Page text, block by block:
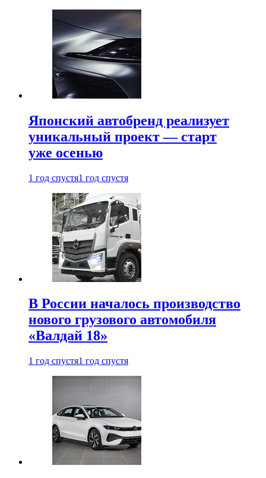
Японский автобренд реализует
уникальный проект — старт
уже осенью
1 год спустя1 год спустя
В России началось производство
нового грузового автомобиля
«Валдай 18»
1 год спустя1 год спустя